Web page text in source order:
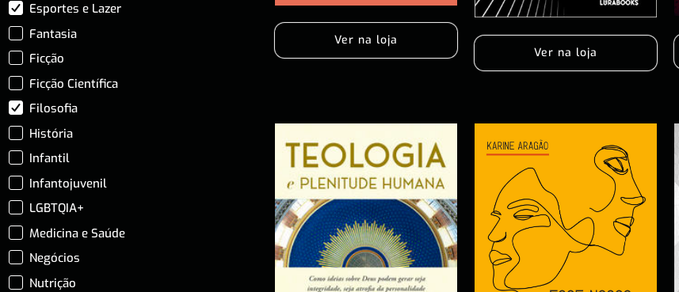
Esportes e Lazer
Fantasia
Ficção
Ficção Científica
Filosofia
História
Infantil
Infantojuvenil
LGBTQIA+
Medicina e Saúde
Negócios
Nutrição
Ver na loja
Ver na loja